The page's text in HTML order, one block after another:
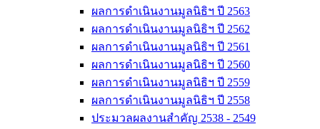
ผลการดำเนินงานมูลนิธิฯ ปี 2563
ผลการดำเนินงานมูลนิธิฯ ปี 2562
ผลการดำเนินงานมูลนิธิฯ ปี 2561
ผลการดำเนินงานมูลนิธิฯ ปี 2560
ผลการดำเนินงานมูลนิธิฯ ปี 2559
ผลการดำเนินงานมูลนิธิฯ ปี 2558
ประมวลผลงานสำคัญ 2538 - 2549